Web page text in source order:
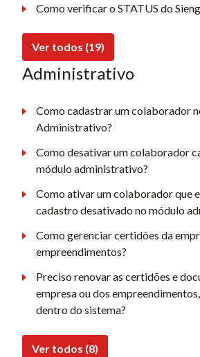
Como verificar o STATUS do
Ver todos (19)
Administrativo
Como cadastrar um colaborador
Administrativo?
Como desativar um colaborador
módulo administrativo?
Como ativar um colaborador que
cadastro desativado no módulo
Como gerenciar certidões da
empreendimentos?
Preciso renovar as certidões e
empresa ou dos
dentro do sistema?
Ver todos (8)